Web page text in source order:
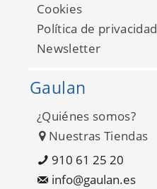
Seyyah 1301-3
Cookies
Política de privacidad
Newsletter
Gaulan
¿Quiénes somos?
Nuestras Tiendas
910 61 25 20
info@gaulan.es